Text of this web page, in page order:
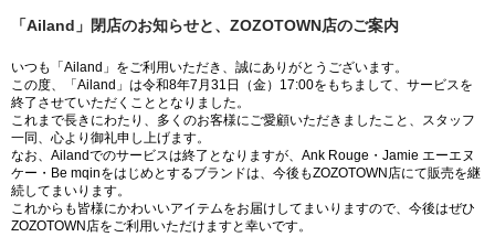
「Ailand」閉店のお知らせと、ZOZOTOWN店のご案内
いつも「Ailand」をご利用いただき、誠にありがとうございます。
この度、「Ailand」は令和8年7月31日（金）17:00をもちまして、サービスを
終了させていただくこととなりました。
これまで長きにわたり、多くのお客様にご愛顧いただきましたこと、スタッフ
一同、心より御礼申し上げます。
なお、Ailandでのサービスは終了となりますが、Ank Rouge・Jamie エーエヌ
ケー・Be mqinをはじめとするブランドは、今後もZOZOTOWN店にて販売を継
続してまいります。
これからも皆様にかわいいアイテムをお届けしてまいりますので、今後はぜひ
ZOZOTOWN店をご利用いただけますと幸いです。